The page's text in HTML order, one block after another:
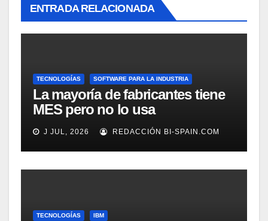
ENTRADA RELACIONADA
TECNOLOGÍAS SOFTWARE PARA LA INDUSTRIA
La mayoría de fabricantes tiene
MES pero no lo usa
adecuadamente, según
Rockwell Automation
J JUL, 2026 REDACCIÓN BI-SPAIN.COM
TECNOLOGÍAS IBM